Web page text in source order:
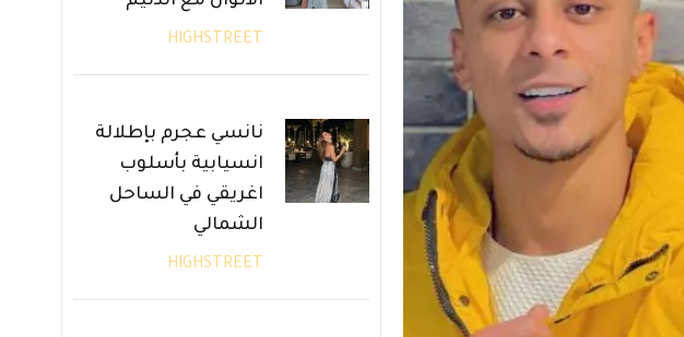
HIGHSTREET
نانسي عجرم بإطلالة
انسيابية بأسلوب
اغريقي في الساحل
الشمالي
HIGHSTREET